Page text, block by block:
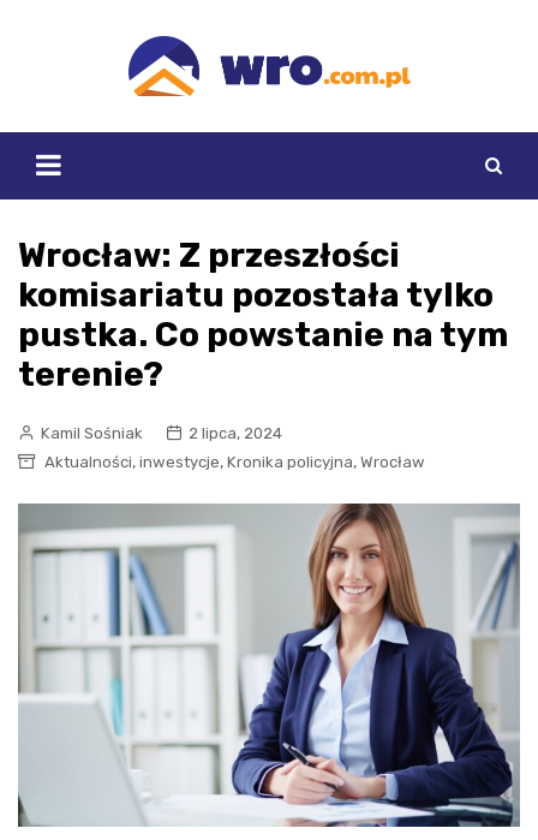
Wrocław: Z przeszłości
komisariatu pozostała tylko
pustka. Co powstanie na tym
terenie?
Kamil Sośniak
2 lipca, 2024
Aktualności, inwestycje, Kronika policyjna, Wrocław